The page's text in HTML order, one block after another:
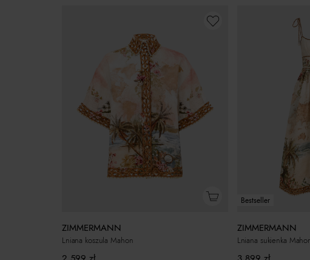
ZIMMERMANN
Lniana koszula Mahon
Bestseller
ZIMMERMANN
Lniana sukienka